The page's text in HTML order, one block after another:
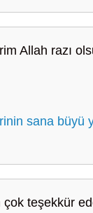
Allah razı
sana büyü
teşekkür